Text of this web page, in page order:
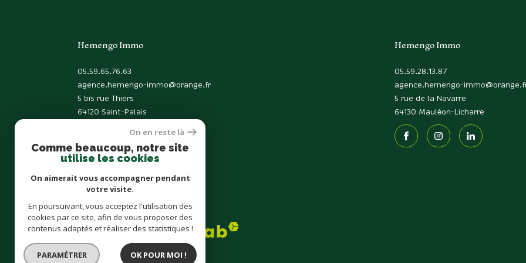
Hemengo Immo
05.59.65.76.63
agence.hemengo-immo@orange.fr
5 bis rue Thiers
64120 Saint-Palais
Hemengo Immo
05.59.28.13.87
agence.hemengo-
5 rue de la Navarre
64130 Mauléon-Licharre
Adhérents
On en reste là
Comme beaucoup, notre site
utilise les cookies
On aimerait vous accompagner pendant
votre visite.
En poursuivant, vous acceptez l'utilisation des
cookies par ce site, afin de vous proposer des
contenus adaptés et réaliser des statistiques !
PARAMÉTRER OK POUR MOI !